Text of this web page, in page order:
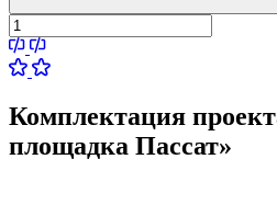
Комплектация
площадка Пассат»